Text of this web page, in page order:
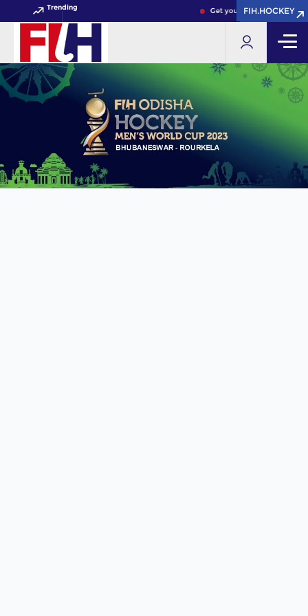
Trending Get your FIH Hockey World
FIH.HOCKEY
FIH.HOCKEY